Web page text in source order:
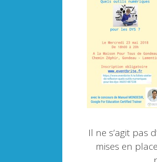
Il ne s’agit pas
mises en